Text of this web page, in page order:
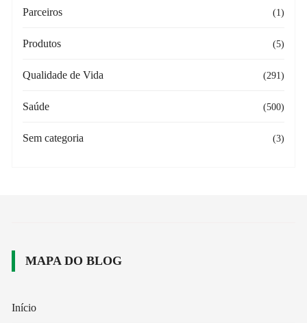
Parceiros (1)
Produtos (5)
Qualidade de Vida (291)
Saúde (500)
Sem categoria (3)
MAPA DO BLOG
Início